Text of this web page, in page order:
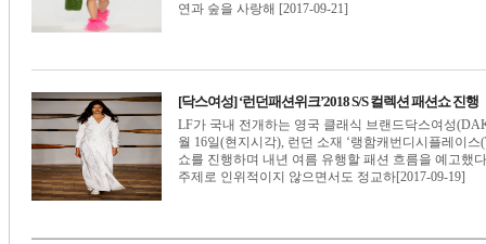
연과 숲을 사랑해 [2017-09-21]
[닥스여성] ‘런던패션위크’2018 S/S 컬렉션 패션쇼 진행
LF가 국내 전개하는 영국 클래식 브랜드닥스여성
월 16일(현지시각), 런던 소재 ‘랭함캐번디시플레이스
쇼를 진행하며 내년 여름 유행할 패션 흐름을 예고했
주제로 인위적이지 않으면서도 정교하[2017-09-19]